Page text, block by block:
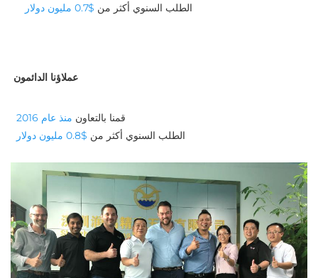
الطلب السنوي أكثر من $0.7 مليون دولار
عملاؤنا الدائمون
قمنا بالتعاون منذ عام 2016
الطلب السنوي أكثر من $0.8 مليون دولار